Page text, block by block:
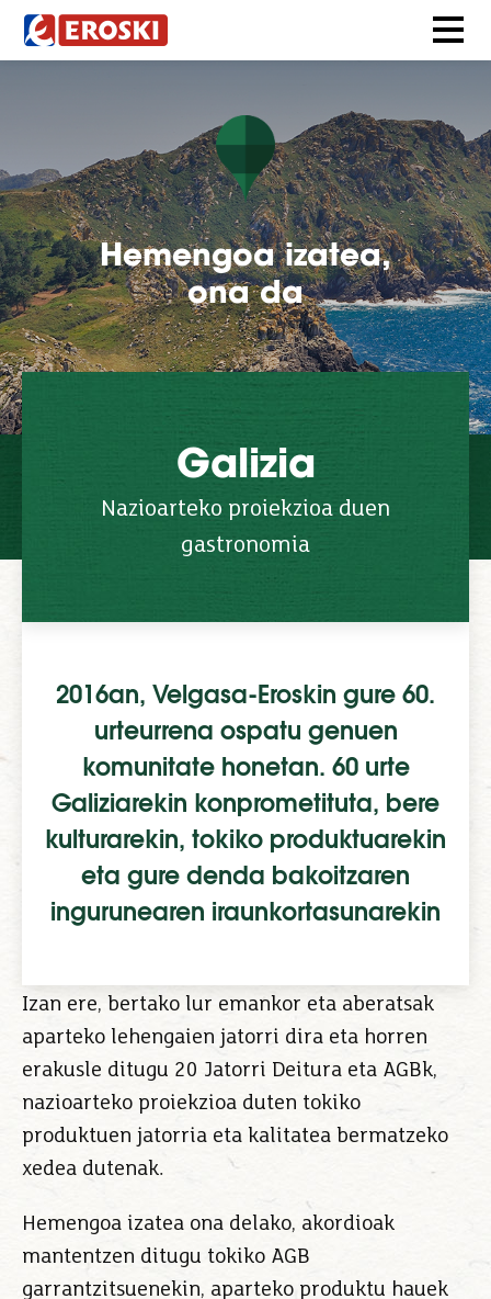
Hemengoa izatea,
ona da
Galizia
Nazioarteko proiekzioa duen
gastronomia
2016an, Velgasa-Eroskin gure 60.
urteurrena ospatu genuen
komunitate honetan. 60 urte
Galiziarekin konprometituta, bere
kulturarekin, tokiko produktuarekin
eta gure denda bakoitzaren
ingurunearen iraunkortasunarekin
Izan ere, bertako lur emankor eta aberatsak
aparteko lehengaien jatorri dira eta horren
erakusle ditugu 20 Jatorri Deitura eta AGBk,
nazioarteko proiekzioa duten tokiko
produktuen jatorria eta kalitatea bermatzeko
xedea dutenak.
Hemengoa izatea ona delako, akordioak
mantentzen ditugu tokiko AGB
garrantzitsuenekin, aparteko produktu hauek